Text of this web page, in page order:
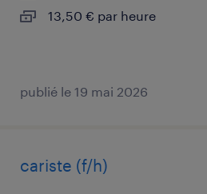
13,50 € par heure
publié le 19 mai 2026
cariste (f/h)